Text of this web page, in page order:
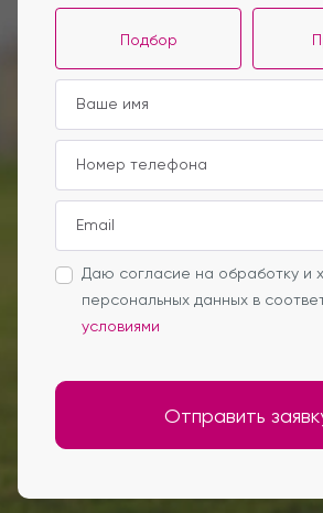
Подбор
Даю согласие на обработку и
персональных данных в
условиями
Отправить